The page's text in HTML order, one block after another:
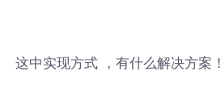
这中实现方式 ，有什么解决方案！